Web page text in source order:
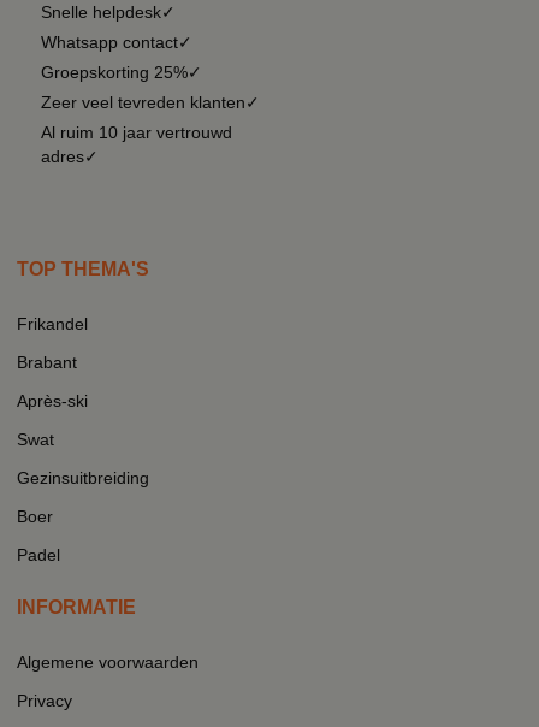
Snelle helpdesk✓
Whatsapp contact✓
Groepskorting 25%✓
Zeer veel tevreden klanten✓
Al ruim 10 jaar vertrouwd
adres✓
TOP THEMA'S
Frikandel
Brabant
Après-ski
Swat
Gezinsuitbreiding
Boer
Padel
INFORMATIE
Algemene voorwaarden
Privacy